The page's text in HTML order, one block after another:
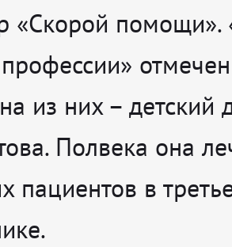
«Скорой помощи».
профессии»
из них – детский
Полвека она
пациентов в